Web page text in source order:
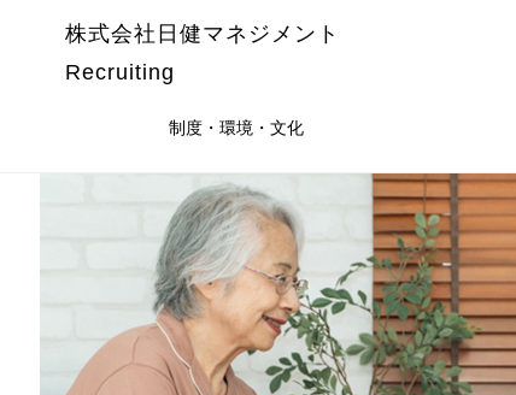
株式会社日健マネジメント
Recruiting
制度・環境・文化